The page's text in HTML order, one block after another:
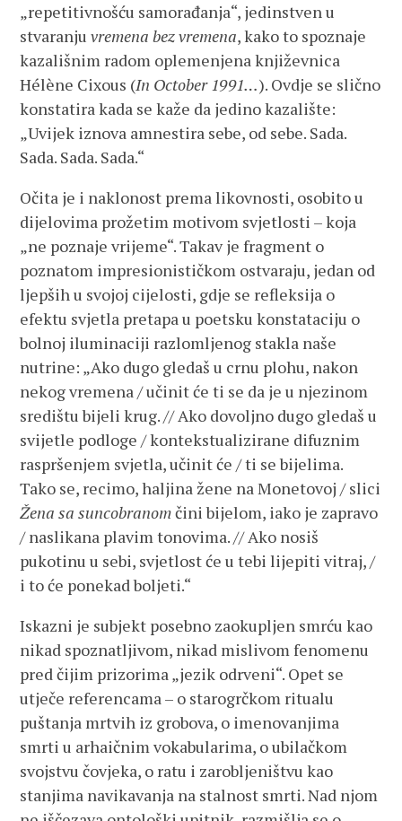
„repetitivnošću samorađanja“, jedinstven u
stvaranjuvremena bez vremena, kako to spoznaje
kazališnim radom oplemenjena književnica
Hélène Cixous (In October 1991…). Ovdje se slično
konstatira kada se kaže da jedino kazalište:
„Uvijek iznova amnestira sebe, od sebe. Sada.
Sada. Sada. Sada.“
Očita je i naklonost prema likovnosti, osobito u
dijelovima prožetim motivom svjetlosti – koja
„ne poznaje vrijeme“. Takav je fragment o
poznatom impresionističkom ostvaraju, jedan od
ljepših u svojoj cijelosti, gdje se refleksija o
efektu svjetla pretapa u poetsku konstataciju o
bolnoj iluminaciji razlomljenog stakla naše
nutrine: „Ako dugo gledaš u crnu plohu, nakon
nekog vremena / učinit će ti se da je u njezinom
središtu bijeli krug. // Ako dovoljno dugo gledaš u
svijetle podloge / kontekstualizirane difuznim
raspršenjem svjetla, učinit će / ti se bijelima.
Tako se, recimo, haljina žene na Monetovoj / slici
Žena sa suncobranomčini bijelom, iako je zapravo
/ naslikana plavim tonovima. // Ako nosiš
pukotinu u sebi, svjetlost će u tebi lijepiti vitraj, /
i to će ponekad boljeti.“
Iskazni je subjekt posebno zaokupljen smrću kao
nikad spoznatljivom, nikad mislivom fenomenu
pred čijim prizorima „jezik odrveni“. Opet se
utječe referencama – o starogrčkom ritualu
puštanja mrtvih iz grobova, o imenovanjima
smrti u arhaičnim vokabularima, o ubilačkom
svojstvu čovjeka, o ratu i zarobljeništvu kao
stanjima navikavanja na stalnost smrti. Nad njom